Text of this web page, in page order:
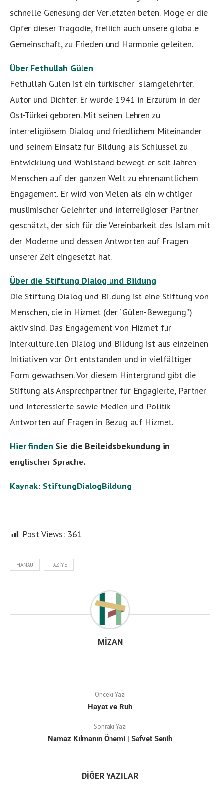
schnelle Genesung der Verletzten beten. Möge er die
Opfer dieser Tragödie, freilich auch unsere globale
Gemeinschaft, zu Frieden und Harmonie geleiten.
Über Fethullah Gülen
Fethullah Gülen ist ein türkischer Islamgelehrter,
Autor und Dichter. Er wurde 1941 in Erzurum in der
Ost-Türkei geboren. Mit seinen Lehren zu
interreligiösem Dialog und friedlichem Miteinander
und seinem Einsatz für Bildung als Schlüssel zu
Entwicklung und Wohlstand bewegt er seit Jahren
Menschen auf der ganzen Welt zu ehrenamtlichem
Engagement. Er wird von Vielen als ein wichtiger
muslimischer Gelehrter und interreligiöser Partner
geschätzt, der sich für die Vereinbarkeit des Islam mit
der Moderne und dessen Antworten auf Fragen
unserer Zeit eingesetzt hat.
Über die Stiftung Dialog und Bildung
Die Stiftung Dialog und Bildung ist eine Stiftung von
Menschen, die in Hizmet (der “Gülen-Bewegung”)
aktiv sind. Das Engagement von Hizmet für
interkulturellen Dialog und Bildung ist aus einzelnen
Initiativen vor Ort entstanden und in vielfältiger
Form gewachsen. Vor diesem Hintergrund gibt die
Stiftung als Ansprechpartner für Engagierte, Partner
und Interessierte sowie Medien und Politik
Antworten auf Fragen in Bezug auf Hizmet.
Hier finden Sie die Beileidsbekundung in
englischer Sprache.
Kaynak: StiftungDialogBildung
Post Views: 361
HANAU TAZIYE
MIZAN
Önceki Yazı
Hayat ve Ruh
Sonraki Yazı
Namaz Kılmanın Önemi | Safvet Senih
DIĞER YAZILAR